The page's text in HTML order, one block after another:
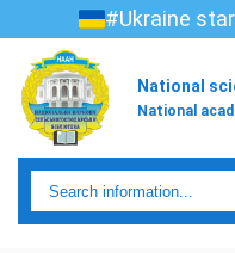
#Ukraine
National
National